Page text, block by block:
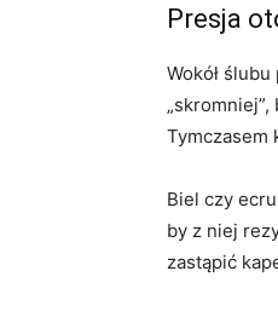
Presja
Wokół
Tymczasem
Biel czy
by z niej
zastąpić